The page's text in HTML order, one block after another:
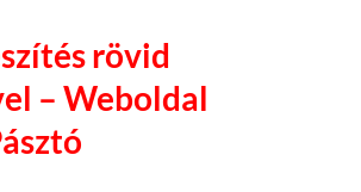
rövid
– Weboldal